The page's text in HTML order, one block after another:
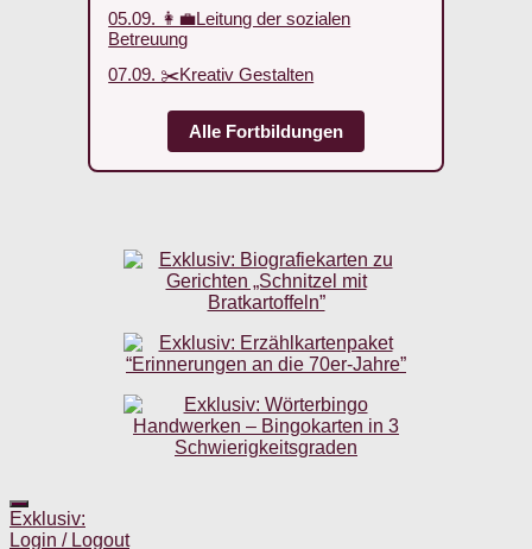
05.09. 👩‍💼Leitung der sozialen
Betreuung
07.09. ✂️Kreativ Gestalten
Alle Fortbildungen
Exklusiv:
Login / Logout